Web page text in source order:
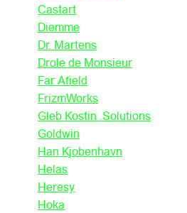
Castart
Diemme
Dr. Martens
Drole de Monsieur
Far Afield
FrizmWorks
Gleb Kostin .Solutions
Goldwin
Han Kjobenhavn
Helas
Heresy
Hoka